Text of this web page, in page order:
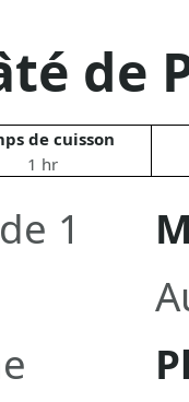
de
de cuisson
1 hr
1